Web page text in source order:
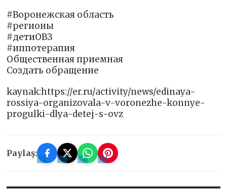
#Воронежская область
#регионы
#детиОВЗ
#иппотерапия
Общественная приемная
Создать обращение
kaynak:https://er.ru/activity/news/edinaya-
rossiya-organizovala-v-voronezhe-konnye-
progulki-dlya-detej-s-ovz
Paylaş: